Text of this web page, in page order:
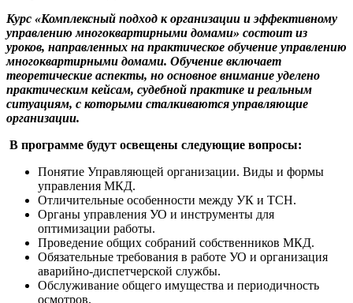
Курс «Комплексный подход к организации и эффективному
управлению многоквартирными домами» состоит из
уроков, направленных на практическое обучение управлению
многоквартирными домами. Обучение включает
теоретические аспекты, но основное внимание уделено
практическим кейсам, судебной практике и реальным
ситуациям, с которыми сталкиваются управляющие
организации.
В программе будут освещены следующие вопросы:
Понятие Управляющей организации. Виды и формы
управления МКД.
Отличительные особенности между УК и ТСН.
Органы управления УО и инструменты для
оптимизации работы.
Проведение общих собраний собственников МКД.
Обязательные требования в работе УО и организация
аварийно-диспетчерской службы.
Обслуживание общего имущества и периодичность
осмотров.